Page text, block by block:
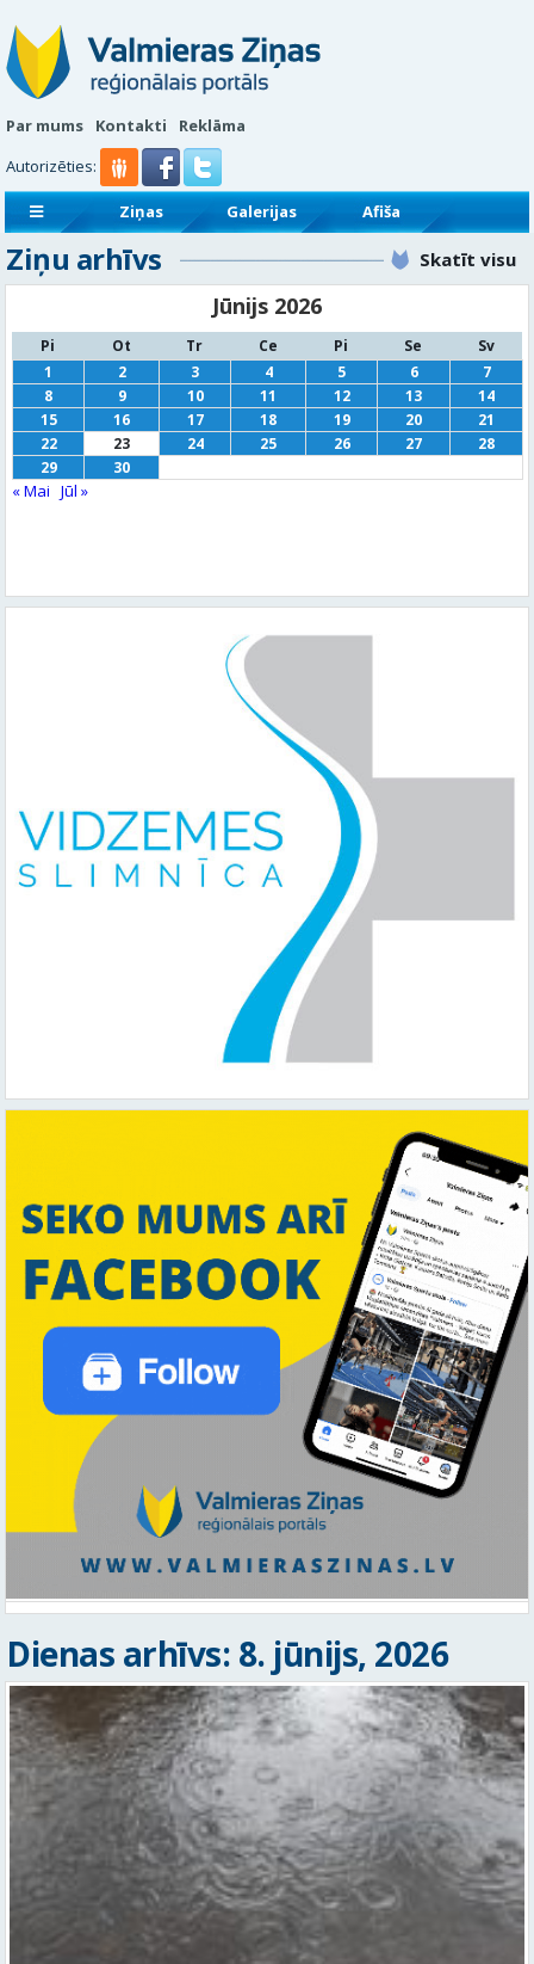
Par mums Kontakti
Reklāma
Autorizēties:
Ziņas Galerijas
Afiša
Sludinājumi
Reklāmraksti
Ziņu arhīvs Skatīt visu
Jūnijs 2026
Pi Ot Tr Ce Pi Se
Sv
1
2 3 4 5 6
7
8
9 10 11 12 13
14
15
16 17 18 19 20
21
22
23 24 25 26 27
28
29
30
« Mai Jūl »
Dienas arhīvs: 8. jūnijs, 2026